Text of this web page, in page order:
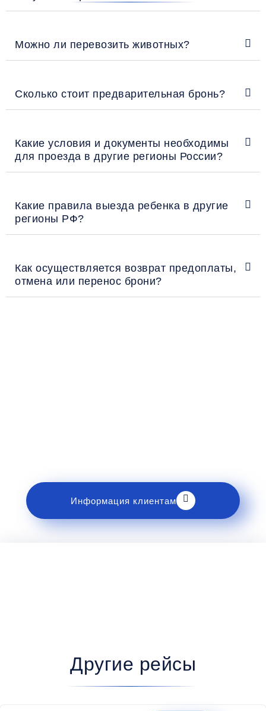
Можно ли перевозить животных?
Сколько стоит предварительная бронь?
Какие условия и документы необходимы
для проезда в другие регионы России?
Какие правила выезда ребенка в другие
регионы РФ?
Как осуществляется возврат предоплаты,
отмена или перенос брони?
Информация клиентам
Другие рейсы